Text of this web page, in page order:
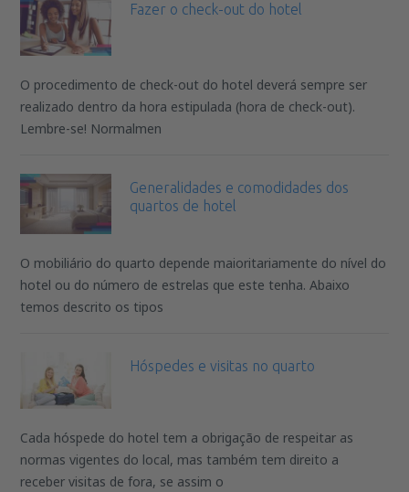
Fazer o check-out do hotel
O procedimento de check-out do hotel deverá sempre ser
realizado dentro da hora estipulada (hora de check-out).
Lembre-se! Normalmen
Generalidades e comodidades dos
quartos de hotel
O mobiliário do quarto depende maioritariamente do nível do
hotel ou do número de estrelas que este tenha. Abaixo
temos descrito os tipos
Hóspedes e visitas no quarto
Cada hóspede do hotel tem a obrigação de respeitar as
normas vigentes do local, mas também tem direito a
receber visitas de fora, se assim o